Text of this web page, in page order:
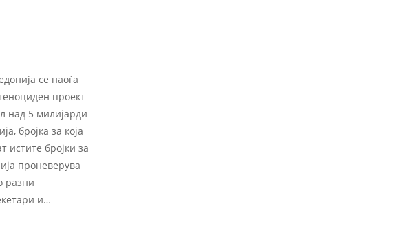
се наоѓа
проект
над 5 милијарди
бројка за која
истите бројки за
проневерува
разни
и…